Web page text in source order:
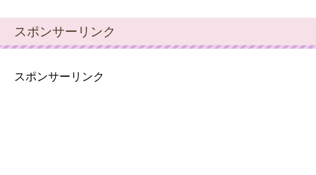
スポンサーリンク
スポンサーリンク